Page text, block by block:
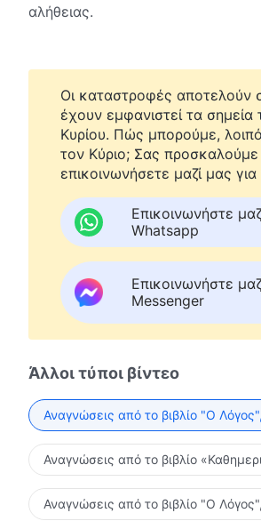
αλήθειας.
Οι καταστροφές αποτελούν
έχουν εμφανιστεί τα σημεία
Κυρίου. Πώς μπορούμε,
τον Κύριο; Σας
επικοινωνήσετε μαζί μας
Επικοινωνήστε
Whatsapp
Επικοινωνήστε
Messenger
Άλλοι τύποι βίντεο
Αναγνώσεις από το βιβλίο "Ο
Αναγνώσεις από το βιβλίο
Αναγνώσεις από το βιβλίο "Ο